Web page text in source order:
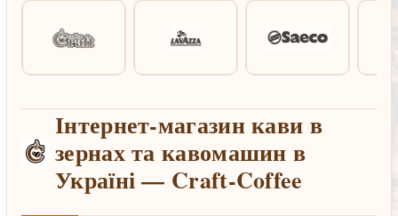
Інтернет-магазин кави в
зернах та кавомашин в
Україні — Craft-Coffee